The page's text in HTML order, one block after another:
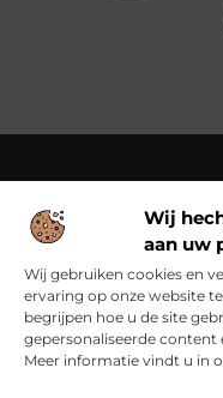
Wij
aan uw
Wij gebruiken cookies en
ervaring op onze website
begrijpen hoe u de site
gepersonaliseerde content
Meer informatie vindt u in
Over Cn-flex
Cn-flex.nl – Altijd in
Ontdek inspirerende
in al zijn facetten
Bericht categorie